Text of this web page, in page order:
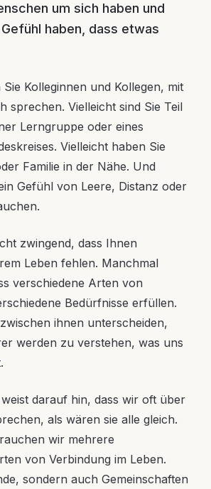
um sich haben und
haben, dass etwas
Kolleginnen und Kollegen, mit
sprechen. Vielleicht sind Sie Teil
Lerngruppe oder eines
Vielleicht haben Sie
Familie in der Nähe. Und
Gefühl von Leere, Distanz oder
zwingend, dass Ihnen
Leben fehlen. Manchmal
verschiedene Arten von
Bedürfnisse erfüllen.
ihnen unterscheiden,
werden zu verstehen, was uns
darauf hin, dass wir oft über
als wären sie alle gleich.
wir mehrere
von Verbindung im Leben.
sondern auch Gemeinschaften